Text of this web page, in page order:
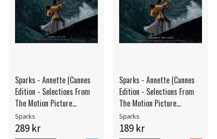
Sparks - Annette (Cannes
Edition - Selections From
The Motion Picture
Soundtrack)
Sparks
289 kr
Sparks - Annette (Cannes
Edition - Selections From
The Motion Picture
Soundtrack)
Sparks
189 kr